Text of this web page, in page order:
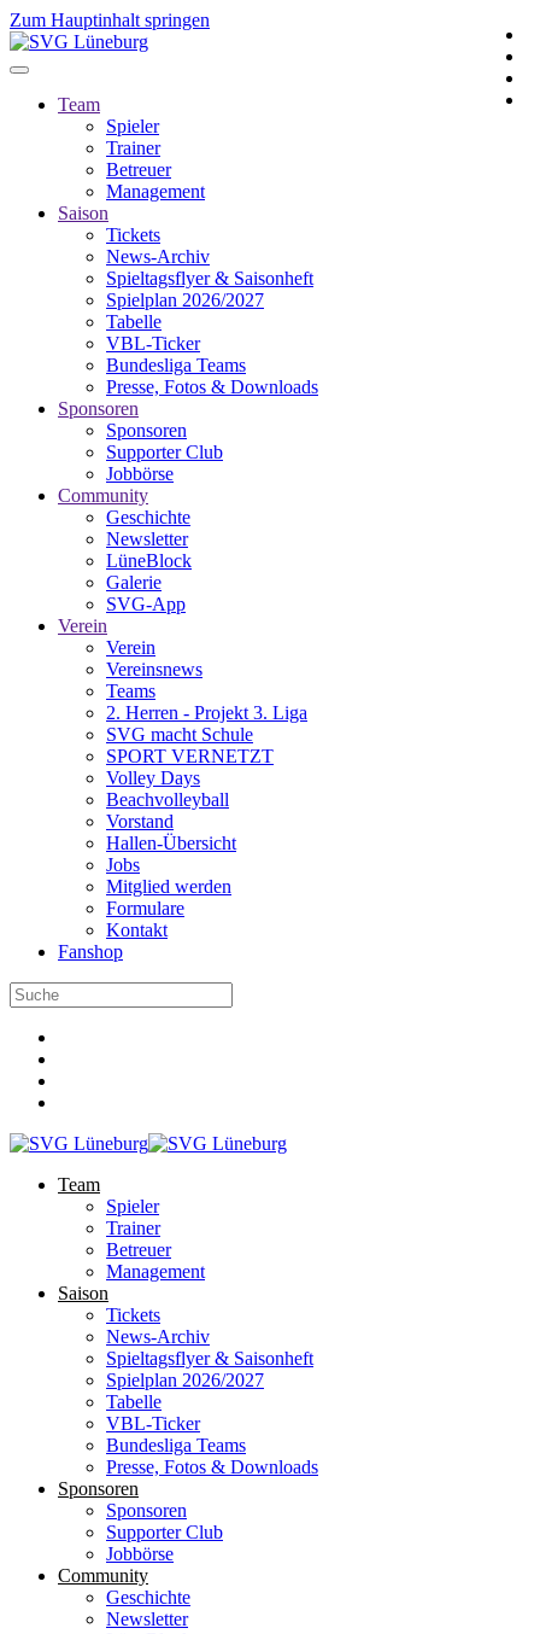
Zum Hauptinhalt springen
Team
Spieler
Trainer
Betreuer
Management
Saison
Tickets
News-Archiv
Spieltagsflyer & Saisonheft
Spielplan 2026/2027
Tabelle
VBL-Ticker
Bundesliga Teams
Presse, Fotos & Downloads
Sponsoren
Sponsoren
Supporter Club
Jobbörse
Community
Geschichte
Newsletter
LüneBlock
Galerie
SVG-App
Verein
Verein
Vereinsnews
Teams
2. Herren - Projekt 3. Liga
SVG macht Schule
SPORT VERNETZT
Volley Days
Beachvolleyball
Vorstand
Hallen-Übersicht
Jobs
Mitglied werden
Formulare
Kontakt
Fanshop
Team
Spieler
Trainer
Betreuer
Management
Saison
Tickets
News-Archiv
Spieltagsflyer & Saisonheft
Spielplan 2026/2027
Tabelle
VBL-Ticker
Bundesliga Teams
Presse, Fotos & Downloads
Sponsoren
Sponsoren
Supporter Club
Jobbörse
Community
Geschichte
Newsletter